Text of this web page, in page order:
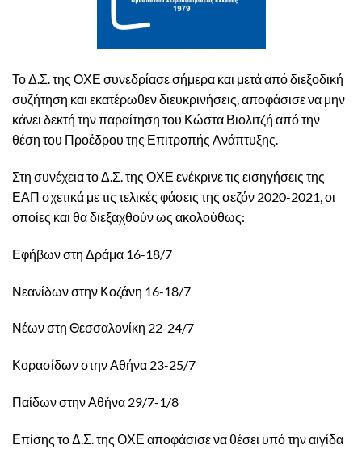
Το Δ.Σ. της ΟΧΕ συνεδρίασε σήμερα και μετά από διεξοδική
συζήτηση και εκατέρωθεν διευκρινήσεις, αποφάσισε να μην
κάνει δεκτή την παραίτηση του Κώστα Βιολιτζή από την
θέση του Προέδρου της Επιτροπής Ανάπτυξης.
Στη συνέχεια το Δ.Σ. της ΟΧΕ ενέκρινε τις εισηγήσεις της
ΕΑΠ σχετικά με τις τελικές φάσεις της σεζόν 2020-2021, οι
οποίες και θα διεξαχθούν ως ακολούθως:
Εφήβων στη Δράμα 16-18/7
Νεανίδων στην Κοζάνη 16-18/7
Νέων στη Θεσσαλονίκη 22-24/7
Κορασίδων στην Αθήνα 23-25/7
Παίδων στην Αθήνα 29/7-1/8
Επίσης το Δ.Σ. της ΟΧΕ αποφάσισε να θέσει υπό την αιγίδα